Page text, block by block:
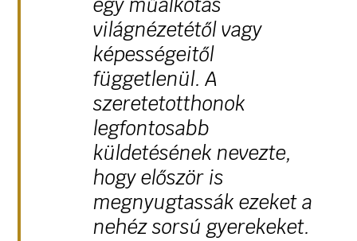
egy műalkotás
világnézetétől vagy
képességeitől
függetlenül. A
szeretetotthonok
legfontosabb
küldetésének nevezte,
hogy először is
megnyugtassák ezeket a
nehéz sorsú gyerekeket.